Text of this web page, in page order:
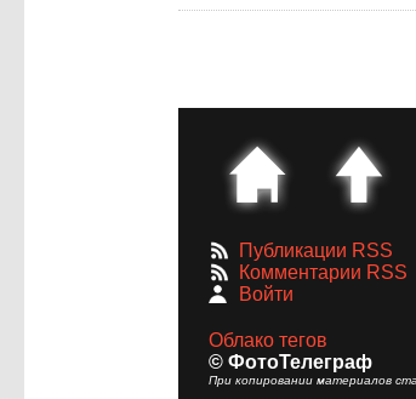
Публикации RSS
Комментарии RSS
Войти
Облако тегов
© ФотоТелеграф
При копировании материалов